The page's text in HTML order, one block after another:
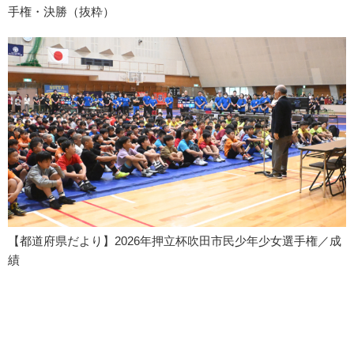
手権・決勝（抜粋）
【都道府県だより】2026年押立杯吹田市民少年少女選手権／成
績